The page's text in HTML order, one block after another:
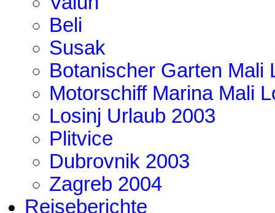
Beli
Susak
Botanischer Garten Mali
Motorschiff Marina Mali
Losinj Urlaub 2003
Plitvice
Dubrovnik 2003
Zagreb 2004
Reiseberichte